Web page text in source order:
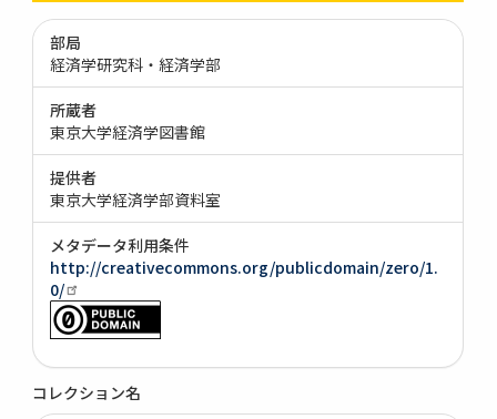
部局
経済学研究科・経済学部
所蔵者
東京大学経済学図書館
提供者
東京大学経済学部資料室
メタデータ利用条件
http://creativecommons.org/publicdomain/zero/1.
0/
コレクション名